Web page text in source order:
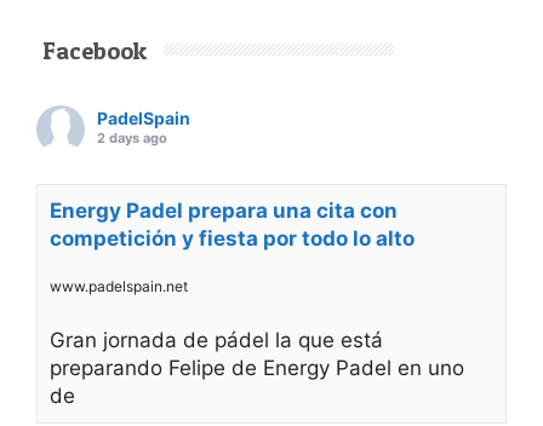
Facebook
PadelSpain
2 days ago
Energy Padel prepara una cita con
competición y fiesta por todo lo alto
www.padelspain.net
Gran jornada de pádel la que está
preparando Felipe de Energy Padel en uno
de